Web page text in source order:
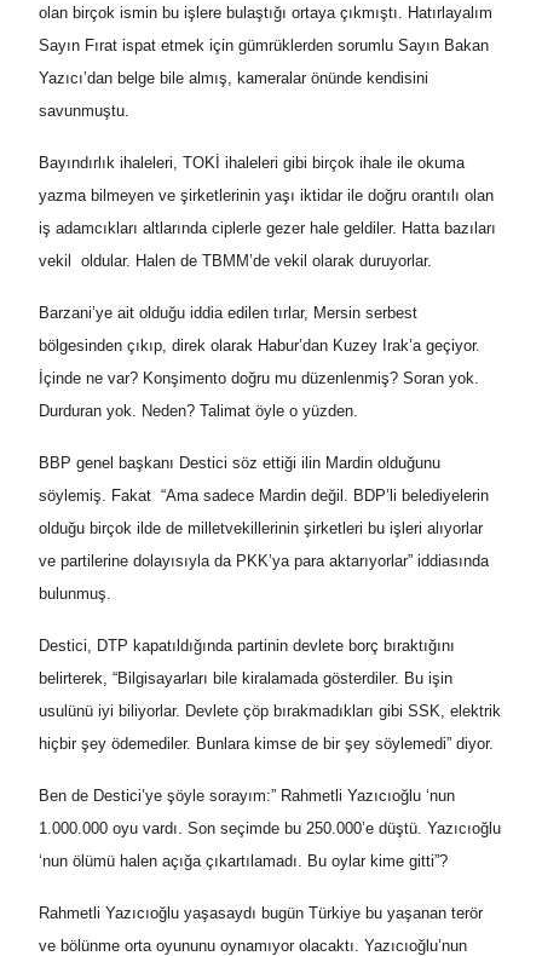
olan birçok ismin bu işlere bulaştığı ortaya çıkmıştı. Hatırlayalım
Sayın Fırat ispat etmek için gümrüklerden sorumlu Sayın Bakan
Yazıcı’dan belge bile almış, kameralar önünde kendisini
savunmuştu.
Bayındırlık ihaleleri, TOKİ ihaleleri gibi birçok ihale ile okuma
yazma bilmeyen ve şirketlerinin yaşı iktidar ile doğru orantılı olan
iş adamcıkları altlarında ciplerle gezer hale geldiler. Hatta bazıları
vekil oldular. Halen de TBMM’de vekil olarak duruyorlar.
Barzani’ye ait olduğu iddia edilen tırlar, Mersin serbest
bölgesinden çıkıp, direk olarak Habur’dan Kuzey Irak’a geçiyor.
İçinde ne var? Konşimento doğru mu düzenlenmiş? Soran yok.
Durduran yok. Neden? Talimat öyle o yüzden.
BBP genel başkanı Destici söz ettiği ilin Mardin olduğunu
söylemiş. Fakat “Ama sadece Mardin değil. BDP’li belediyelerin
olduğu birçok ilde de milletvekillerinin şirketleri bu işleri alıyorlar
ve partilerine dolayısıyla da PKK’ya para aktarıyorlar” iddiasında
bulunmuş.
Destici, DTP kapatıldığında partinin devlete borç bıraktığını
belirterek, “Bilgisayarları bile kiralamada gösterdiler. Bu işin
usulünü iyi biliyorlar. Devlete çöp bırakmadıkları gibi SSK, elektrik
hiçbir şey ödemediler. Bunlara kimse de bir şey söylemedi” diyor.
Ben de Destici’ye şöyle sorayım:” Rahmetli Yazıcıoğlu ‘nun
1.000.000 oyu vardı. Son seçimde bu 250.000’e düştü. Yazıcıoğlu
‘nun ölümü halen açığa çıkartılamadı. Bu oylar kime gitti”?
Rahmetli Yazıcıoğlu yaşasaydı bugün Türkiye bu yaşanan terör
ve bölünme orta oyununu oynamıyor olacaktı. Yazıcıoğlu’nun